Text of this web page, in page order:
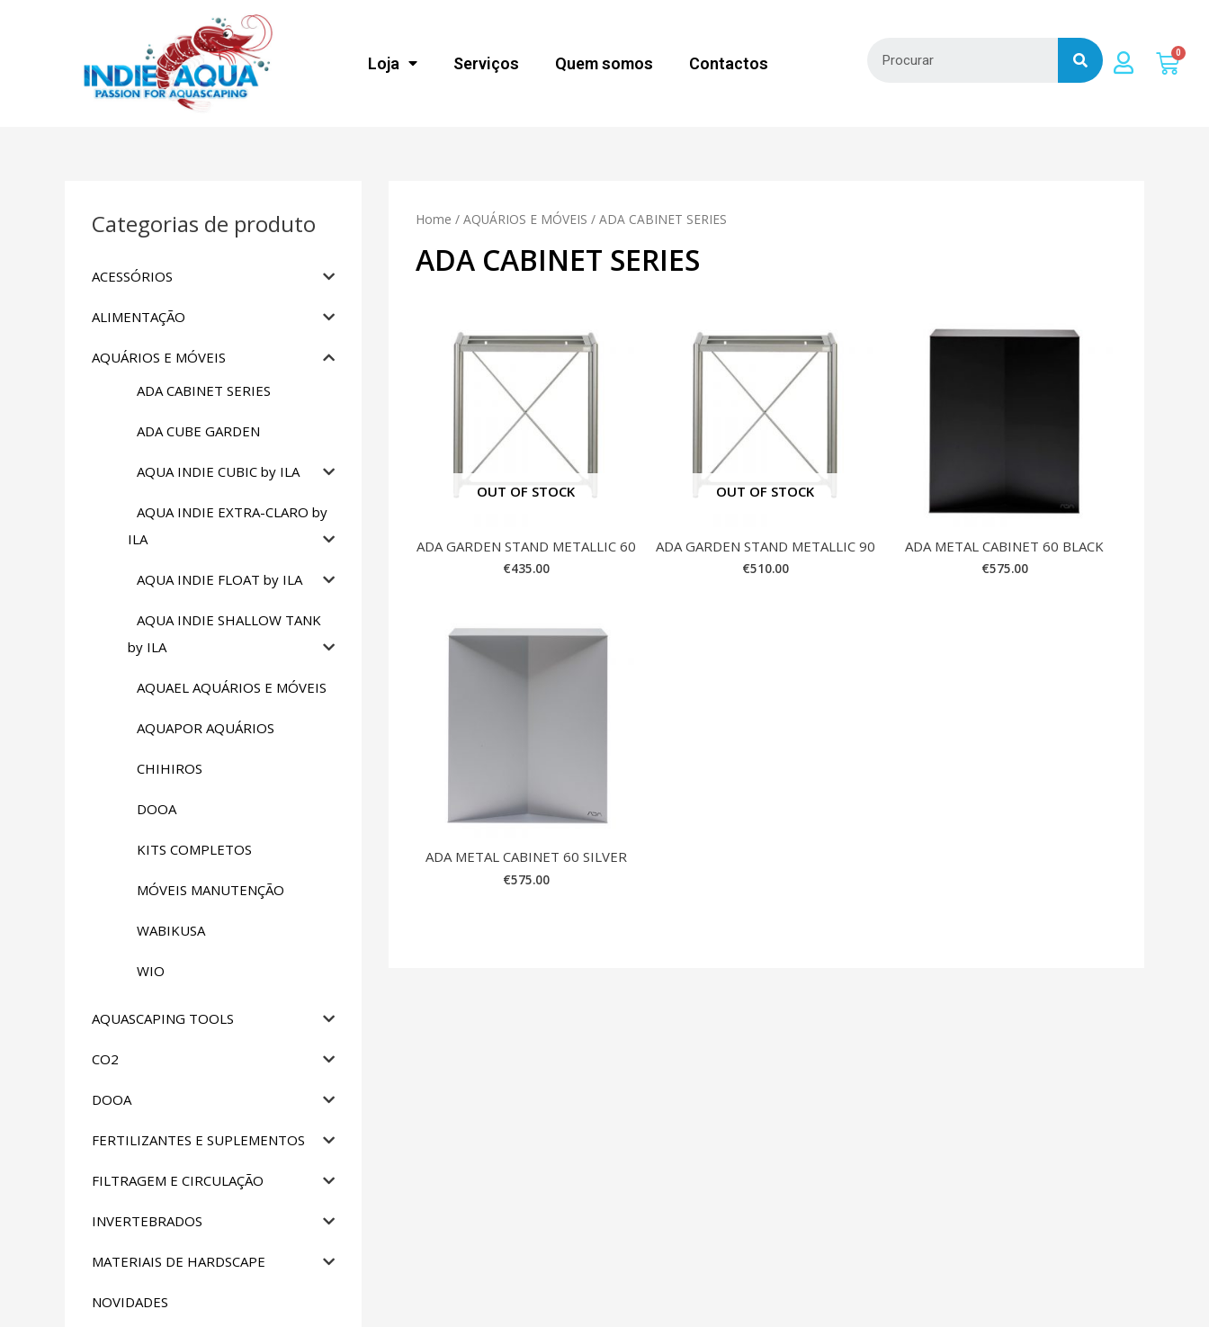
Loja Serviços Quem somos Contactos
Categorias de produto
ACESSÓRIOS
ALIMENTAÇÃO
AQUÁRIOS E MÓVEIS
ADA CABINET SERIES
ADA CUBE GARDEN
AQUA INDIE CUBIC by ILA
AQUA INDIE EXTRA-CLARO by
ILA
AQUA INDIE FLOAT by ILA
AQUA INDIE SHALLOW TANK
by ILA
AQUAEL AQUÁRIOS E MÓVEIS
AQUAPOR AQUÁRIOS
CHIHIROS
DOOA
KITS COMPLETOS
MÓVEIS MANUTENÇÃO
WABIKUSA
WIO
AQUASCAPING TOOLS
CO2
DOOA
FERTILIZANTES E SUPLEMENTOS
FILTRAGEM E CIRCULAÇÃO
INVERTEBRADOS
MATERIAIS DE HARDSCAPE
NOVIDADES
Home / AQUÁRIOS E MÓVEIS / ADA CABINET SERIES
ADA CABINET SERIES
OUT OF STOCK
ADA GARDEN STAND METALLIC 60
€435.00
OUT OF STOCK
ADA GARDEN STAND METALLIC 90
€510.00
ADA METAL CABINET 60 BLACK
€575.00
ADA METAL CABINET 60 SILVER
€575.00